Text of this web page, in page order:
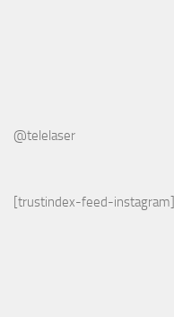
@telelaser
[trustindex-feed-instagram]